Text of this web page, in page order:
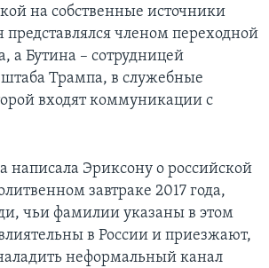
на собственные источники
представлялся членом переходной
а Бутина – сотрудницей
штаба Трампа, в служебные
входят коммуникации с
написала Эриксону о российской
завтраке 2017 года,
чьи фамилии указаны в этом
в России и приезжают,
неформальный канал